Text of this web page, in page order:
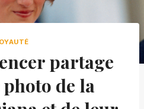
partage
de la